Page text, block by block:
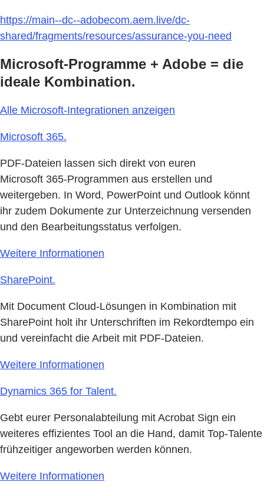
https://main--dc--adobecom.aem.live/dc-
shared/fragments/resources/assurance-you-need
Microsoft-Programme + Adobe = die
ideale Kombination.
Alle Microsoft-Integrationen anzeigen
Microsoft 365.
PDF-Dateien lassen sich direkt von euren
Microsoft 365-Programmen aus erstellen und
weitergeben. In Word, PowerPoint und Outlook könnt
ihr zudem Dokumente zur Unterzeichnung versenden
und den Bearbeitungsstatus verfolgen.
Weitere Informationen
SharePoint.
Mit Document Cloud-Lösungen in Kombination mit
SharePoint holt ihr Unterschriften im Rekordtempo ein
und vereinfacht die Arbeit mit PDF-Dateien.
Weitere Informationen
Dynamics 365 for Talent.
Gebt eurer Personalabteilung mit Acrobat Sign ein
weiteres effizientes Tool an die Hand, damit Top-Talente
frühzeitiger angeworben werden können.
Weitere Informationen